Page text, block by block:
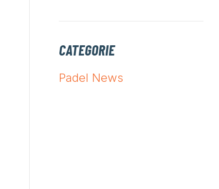
CATEGORIE
Padel News